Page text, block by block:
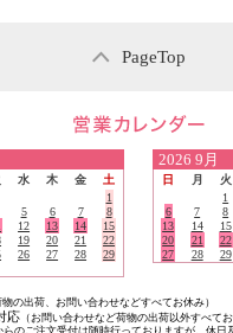
PageTop
水 木 金
土
1
5 6 7
8
12 13 14
15
19 20 21
22
26 27 28
29
2026 9月
日 月 火
1
6
7 8
13
14 15
20
21 22
27
28 29
物の出荷、お問い合わせなどすべてお休み）
応 （お問い合わせなど荷物の出荷以外すべてお
のご注文受付は随時行っておりますが、休日